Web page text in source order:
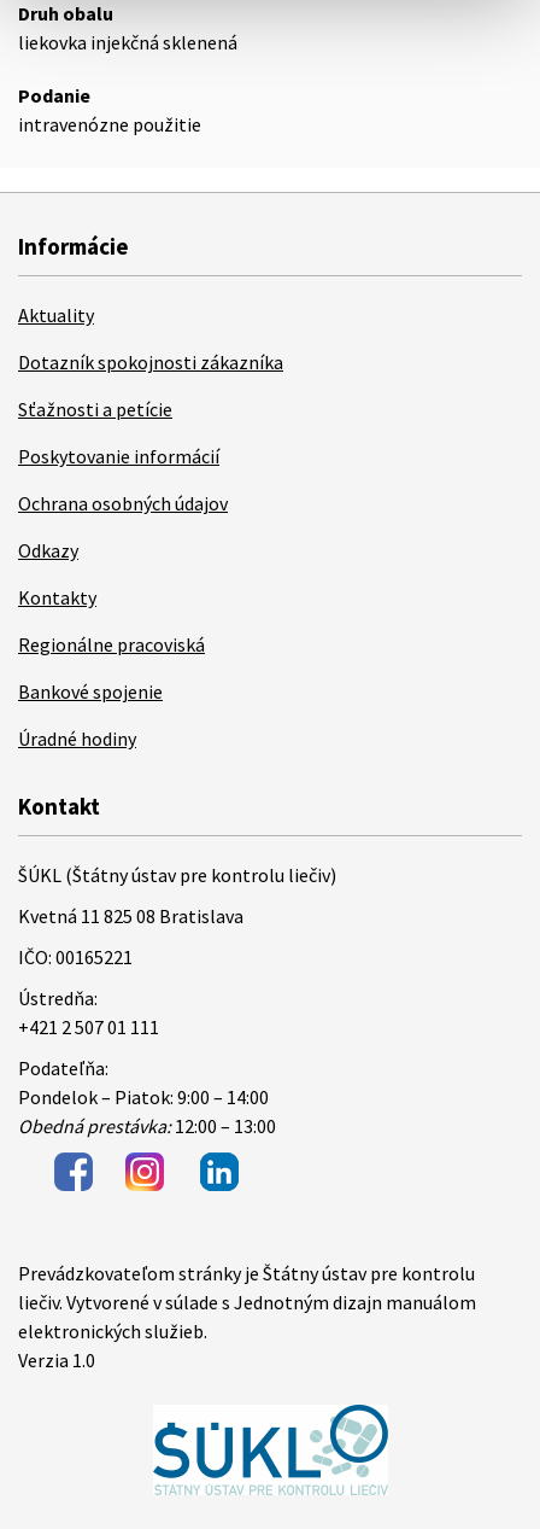
Druh obalu
liekovka injekčná sklenená
Podanie
intravenózne použitie
Informácie
Aktuality
Dotazník spokojnosti zákazníka
Sťažnosti a petície
Poskytovanie informácií
Ochrana osobných údajov
Odkazy
Kontakty
Regionálne pracoviská
Bankové spojenie
Úradné hodiny
Kontakt
ŠÚKL (Štátny ústav pre kontrolu liečiv)
Kvetná 11 825 08 Bratislava
IČO: 00165221
Ústredňa:
+421 2 507 01 111
Podateľňa:
Pondelok – Piatok: 9:00 – 14:00
Obedná prestávka:12:00 – 13:00
Items
Prevádzkovateľom stránky je Štátny ústav pre kontrolu
liečiv. Vytvorené v súlade s Jednotným dizajn manuálom
elektronických služieb.
Verzia 1.0